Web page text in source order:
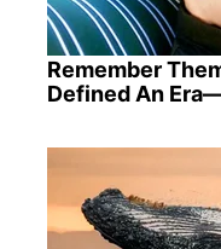
Remember
Defined An